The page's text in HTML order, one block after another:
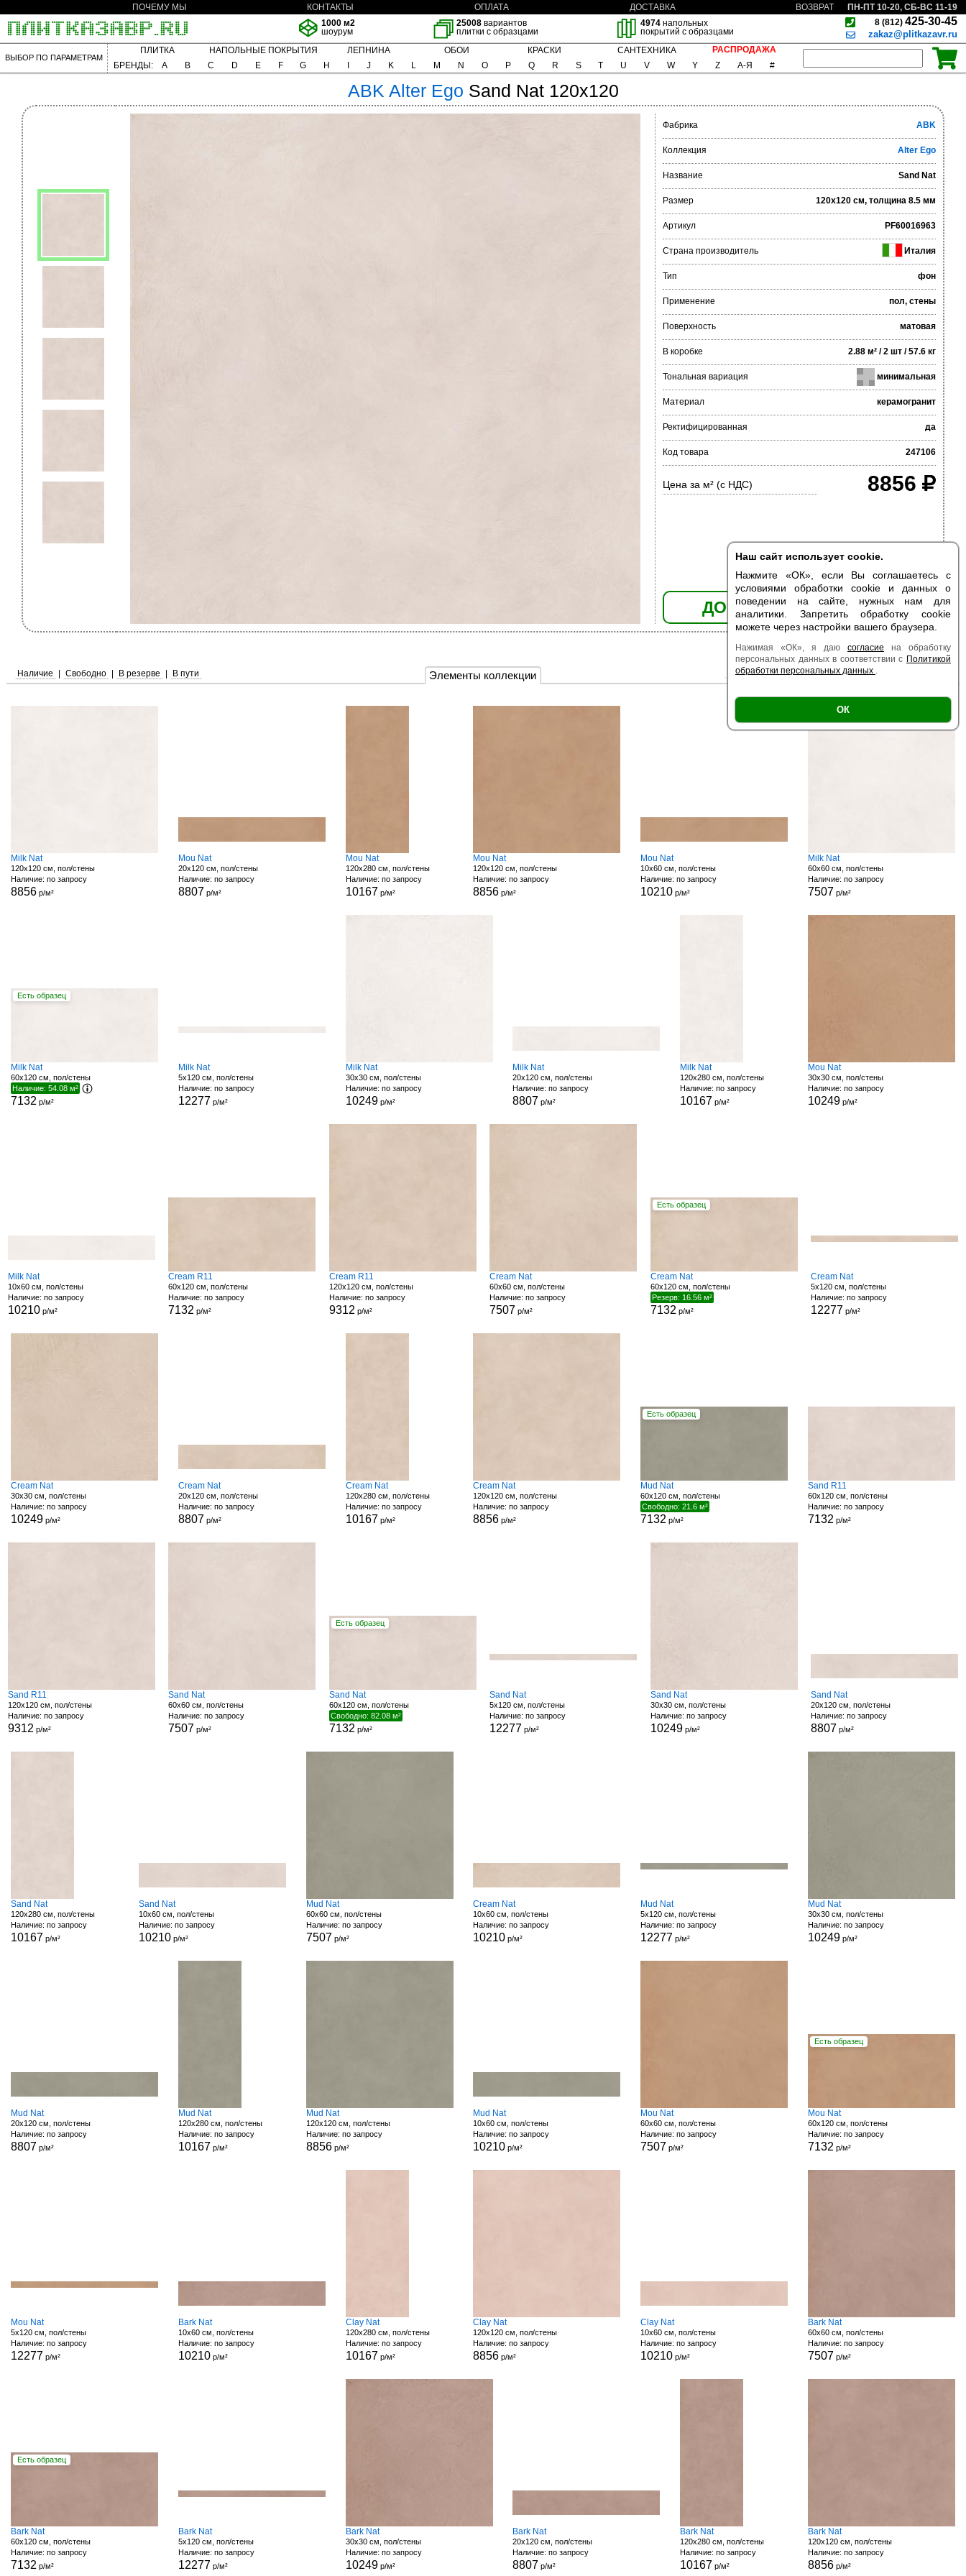
Наш сайт использует cookie.
Нажмите «ОК», если Вы соглашаетесь с
условиями обработки cookie и данных о
поведении на сайте, нужных нам для
аналитики. Запретить обработку cookie
можете через настройки вашего браузера.
Нажимая «ОК», я даю согласие на обработку
персональных данных в соответствии с Политикой
обработки персональных данных .
ОК
ПОЧЕМУ МЫ КОНТАКТЫ ОПЛАТА ДОСТАВКА ВОЗВРАТ
ПН-ПТ 10-20, СБ-ВС 11-19
1000 м2
шоурум
25008 вариантов
плитки с образцами
4974напольных
покрытий с образцами
8 (812) 425-30-45
zakaz@plitkazavr.ru
ВЫБОР ПО ПАРАМЕТРАМ
ПЛИТКА НАПОЛЬНЫЕ ПОКРЫТИЯ ЛЕПНИНА ОБОИ КРАСКИ САНТЕХНИКА
РАСПРОДАЖА
БРЕНДЫ:
A B C D E F G H J K L M N O P Q R S T U V W Y Z А-Я #
ABK Alter Ego Sand Nat 120x120
Фабрика ABK
Коллекция Alter Ego
Название Sand Nat
Размер 120x120 см, толщина 8.5 мм
Артикул PF60016963
Страна производитель Италия
Тип фон
Применение пол, стены
Поверхность матовая
В коробке 2.88 м² / 2 шт / 57.6 кг
Тональная вариация минимальная
Материал керамогранит
Ректифицированная да
Код товара 247106
Цена за м² (с НДС) 8856
ДОБАВИТЬ В КОРЗИНУ
Элементы коллекции
Наличие Свободно В резерве В пути Есть образец | Поверхность |
Milk Nat
120x120 см, пол/стены
Наличие: по запросу
8856 р/м²
Mou Nat
20x120 см, пол/стены
Наличие: по запросу
8807 р/м²
Mou Nat
120x280 см, пол/стены
Наличие: по запросу
10167 р/м²
Mou Nat
120x120 см, пол/стены
Наличие: по запросу
8856 р/м²
Mou Nat
10x60 см, пол/стены
Наличие: по запросу
10210р/м²
Milk Nat
60x60 см, пол/стены
Наличие: по запросу
7507 р/м²
Есть образец
Milk Nat
60x120 см, пол/стены
Наличие: 54.08 м²
7132 р/м²
Milk Nat
5x120 см, пол/стены
Наличие: по запросу
12277 р/м²
Milk Nat
30x30 см, пол/стены
Наличие: по запросу
10249р/м²
Milk Nat
20x120 см, пол/стены
Наличие: по запросу
8807 р/м²
Milk Nat
120x280 см, пол/стены
Наличие: по запросу
10167 р/м²
Mou Nat
30x30 см, пол/стены
Наличие: по запросу
10249р/м²
Milk Nat
10x60 см, пол/стены
Наличие: по запросу
10210р/м²
Cream R11
60x120 см, пол/стены
Наличие: по запросу
7132 р/м²
Cream R11
120x120 см, пол/стены
Наличие: по запросу
9312 р/м²
Cream Nat
60x60 см, пол/стены
Наличие: по запросу
7507 р/м²
Есть образец
Cream Nat
60x120 см, пол/стены
Резерв: 16.56 м²
7132 р/м²
Cream Nat
5x120 см, пол/стены
Наличие: по запросу
12277 р/м²
Cream Nat
30x30 см, пол/стены
Наличие: по запросу
10249 р/м²
Cream Nat
20x120 см, пол/стены
Наличие: по запросу
8807 р/м²
Cream Nat
120x280 см, пол/стены
Наличие: по запросу
10167 р/м²
Cream Nat
120x120 см, пол/стены
Наличие: по запросу
8856 р/м²
Есть образец
Mud Nat
60x120 см, пол/стены
Свободно: 21.6 м²
7132 р/м²
Sand R11
60x120 см, пол/стены
Наличие: по запросу
7132 р/м²
Sand R11
120x120 см, пол/стены
Наличие: по запросу
9312 р/м²
Sand Nat
60x60 см, пол/стены
Наличие: по запросу
7507 р/м²
Есть образец
Sand Nat
60x120 см, пол/стены
Свободно: 82.08 м²
7132 р/м²
Sand Nat
5x120 см, пол/стены
Наличие: по запросу
12277 р/м²
Sand Nat
30x30 см, пол/стены
Наличие: по запросу
10249р/м²
Sand Nat
20x120 см, пол/стены
Наличие: по запросу
8807 р/м²
Sand Nat
120x280 см, пол/стены
Наличие: по запросу
10167 р/м²
Sand Nat
10x60 см, пол/стены
Наличие: по запросу
10210р/м²
Mud Nat
60x60 см, пол/стены
Наличие: по запросу
7507 р/м²
Cream Nat
10x60 см, пол/стены
Наличие: по запросу
10210 р/м²
Mud Nat
5x120 см, пол/стены
Наличие: по запросу
12277 р/м²
Mud Nat
30x30 см, пол/стены
Наличие: по запросу
10249р/м²
Mud Nat
20x120 см, пол/стены
Наличие: по запросу
8807 р/м²
Mud Nat
120x280 см, пол/стены
Наличие: по запросу
10167 р/м²
Mud Nat
120x120 см, пол/стены
Наличие: по запросу
8856р/м²
Mud Nat
10x60 см, пол/стены
Наличие: по запросу
10210 р/м²
Mou Nat
60x60 см, пол/стены
Наличие: по запросу
7507 р/м²
Есть образец
Mou Nat
60x120 см, пол/стены
Наличие: по запросу
7132 р/м²
Mou Nat
5x120 см, пол/стены
Наличие: по запросу
12277 р/м²
Bark Nat
10x60 см, пол/стены
Наличие: по запросу
10210р/м²
Clay Nat
120x280 см, пол/стены
Наличие: по запросу
10167 р/м²
Clay Nat
120x120 см, пол/стены
Наличие: по запросу
8856 р/м²
Clay Nat
10x60 см, пол/стены
Наличие: по запросу
10210р/м²
Bark Nat
60x60 см, пол/стены
Наличие: по запросу
7507 р/м²
Есть образец
Bark Nat
60x120 см, пол/стены
Наличие: по запросу
7132 р/м²
Bark Nat
5x120 см, пол/стены
Наличие: по запросу
12277 р/м²
Bark Nat
30x30 см, пол/стены
Наличие: по запросу
10249р/м²
Bark Nat
20x120 см, пол/стены
Наличие: по запросу
8807 р/м²
Bark Nat
120x280 см, пол/стены
Наличие: по запросу
10167 р/м²
Bark Nat
120x120 см, пол/стены
Наличие: по запросу
8856р/м²